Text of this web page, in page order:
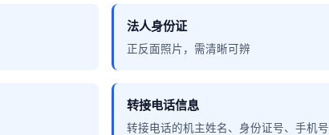
法人身份证
正反面照片，需清晰可辨
转接电话信息
转接电话的机主姓名、身份证号、手机号